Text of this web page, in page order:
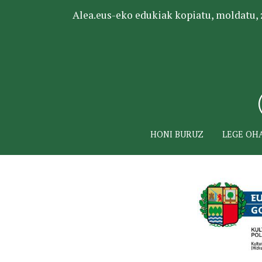
Alea.eus-eko edukiak kopiatu,
HONI BURUZ LEGE